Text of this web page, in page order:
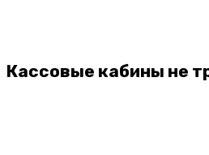
Кассовые кабины не